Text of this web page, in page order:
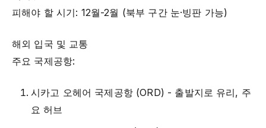
피해야 할 시기: 12월-2월 (북부 구간 눈·빙판 가능)
해외 입국 및 교통
주요 국제공항:
시카고 오헤어 국제공항 (ORD) - 출발지로 유리, 주
요 허브